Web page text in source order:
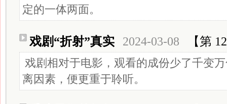
定的一体两面。
戏剧“折射”真实 2024-03-08 【第
戏剧相对于电影，观看的成份少了千变
离因素，便更重于聆听。